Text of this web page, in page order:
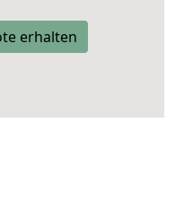
erhalten